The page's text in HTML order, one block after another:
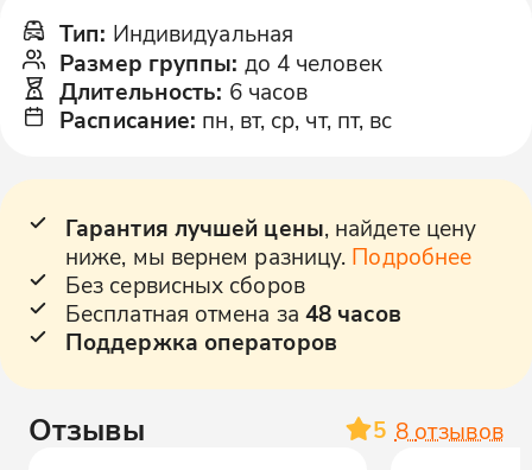
Тип: Индивидуальная
Размер группы: до 4 человек
Длительность: 6 часов
Расписание: пн, вт, ср, чт, пт, вс
Гарантия лучшей цены, найдете цену
ниже, мы вернем разницу. Подробнее
Без сервисных сборов
Бесплатная отмена за 48 часов
Поддержка операторов
Отзывы 5 8 отзывов